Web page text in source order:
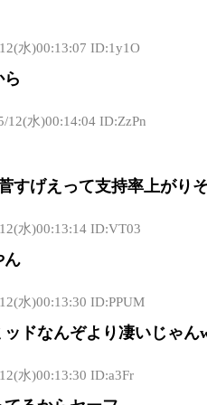
水)00:13:07 ID:1y1O
12(水)00:14:04 ID:ZzPn
すげえって支持率上がり
水)00:13:14 ID:VT03
ん
水)00:13:30 ID:PPUM
ドなんぞより凄いじゃん
水)00:13:30 ID:a3Fr